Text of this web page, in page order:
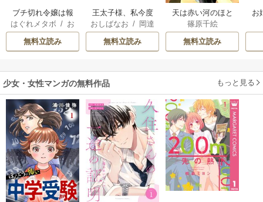
ブチ切れ令嬢は報
復を誓いました。
はぐれメタボ / お
おのいも /
無料立読み
王太子様、私今度
こそあなたに殺さ
れたくないんで
す！ ～聖女に嵌め
二度目は串刺し回
避します！～
おしばなお / 岡達
英茉
/ 先崎真琴
無料立読み
天は赤い河のほと
り
篠原千絵
無料立読み
お
少女・女性マンガの無料作品 もっと見る